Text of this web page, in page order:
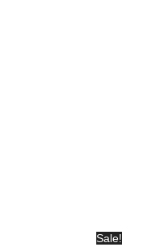
Sale!